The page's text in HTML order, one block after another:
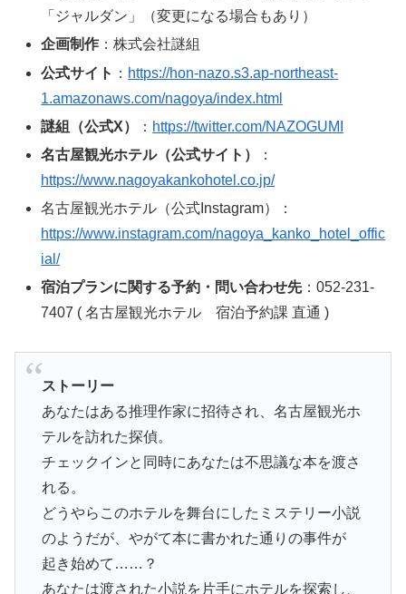
「ジャルダン」（変更になる場合もあり）
企画制作 ：株式会社謎組
公式サイト ： https://hon-nazo.s3.ap-northeast-
1.amazonaws.com/nagoya/index.html
謎組（公式X）
： https://twitter.com/NAZOGUMI
名古屋観光ホテル（公式サイト）
：
https://www.nagoyakankohotel.co.jp/
名古屋観光ホテル（公式Instagram）：
https://www.instagram.com/nagoya_kanko_hotel_offic
ial/
宿泊プランに関する予約・問い合わせ先：052-231-
7407 ( 名古屋観光ホテル 宿泊予約課 直通 )
ストーリー
あなたはある推理作家に招待され、名古屋観光ホ
テルを訪れた探偵。
チェックインと同時にあなたは不思議な本を渡さ
れる。
どうやらこのホテルを舞台にしたミステリー小説
のようだが、やがて本に書かれた通りの事件が
起き始めて……？
あなたは渡された小説を片手にホテルを探索し、